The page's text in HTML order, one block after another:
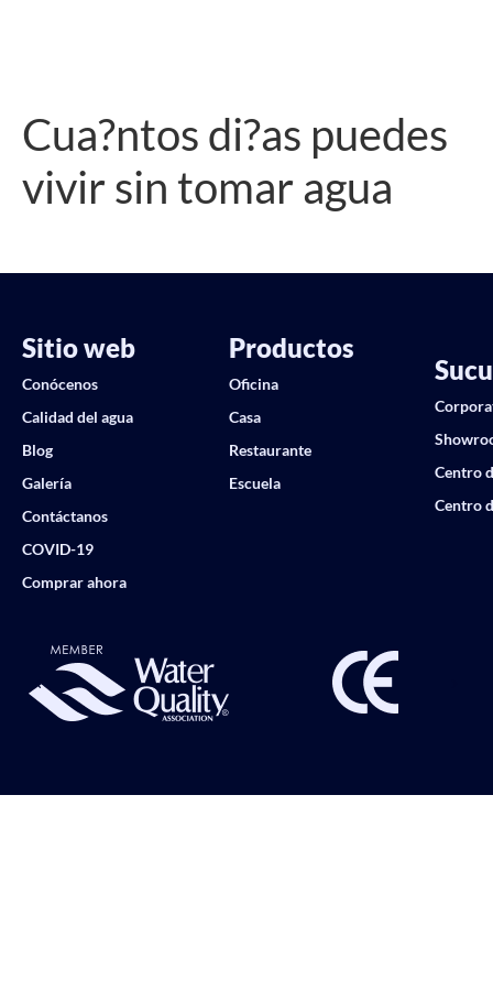
Cua?ntos di?as puedes
vivir sin tomar agua
Sitio web
Conócenos
Calidad del agua
Blog
Galería
Contáctanos
COVID-19
Comprar ahora
Productos
Oficina
Casa
Restaurante
Escuela
Centro
Centro